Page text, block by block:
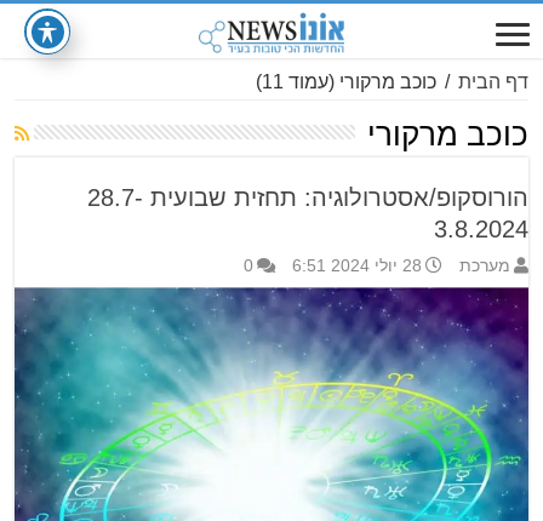
דף הבית / כוכב מרקורי (עמוד 11)
כוכב מרקורי
הורוסקופ/אסטרולוגיה: תחזית שבועית 28.7-
3.8.2024
מערכת 28 יולי 2024 6:51 0